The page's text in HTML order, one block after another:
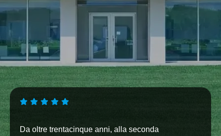
Da oltre trentacinque anni, alla seconda